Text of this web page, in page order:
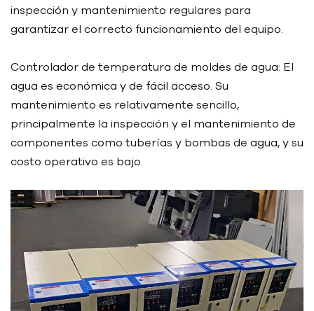
inspección y mantenimiento regulares para
garantizar el correcto funcionamiento del equipo.
Controlador de temperatura de moldes de agua: El
agua es económica y de fácil acceso. Su
mantenimiento es relativamente sencillo,
principalmente la inspección y el mantenimiento de
componentes como tuberías y bombas de agua, y su
costo operativo es bajo.